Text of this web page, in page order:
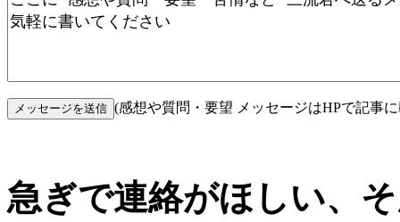
(感想や質問・要望 メッセージはHPで記事
急ぎで連絡がほしい、